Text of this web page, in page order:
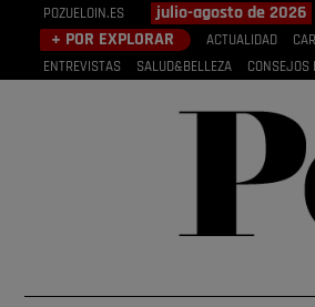
POZUELOIN.ES julio-agosto de 2026
+ POR EXPLORAR ACTUALIDAD
ENTREVISTAS
SALUD&BELLEZA CONSEJOS